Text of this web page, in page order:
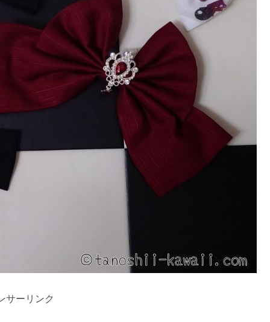
サーリンク